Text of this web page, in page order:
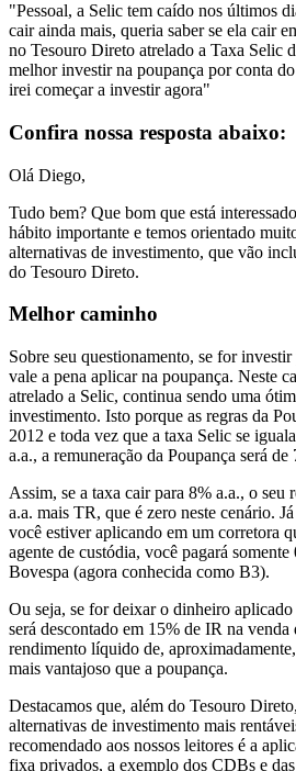
"Pessoal, a Selic tem caído nos últimos
cair ainda mais, queria saber se ela cair
no Tesouro Direto atrelado a Taxa Selic
melhor investir na poupança por conta
irei começar a investir agora"
Confira nossa resposta abaixo:
Olá Diego,
Tudo bem? Que bom que está
hábito importante e temos orientado
alternativas de investimento, que vão
do Tesouro Direto.
Melhor caminho
Sobre seu questionamento, se for
vale a pena aplicar na poupança. Neste
atrelado a Selic, continua sendo uma
investimento. Isto porque as regras da
2012 e toda vez que a taxa Selic se
a.a., a remuneração da Poupança será
Assim, se a taxa cair para 8% a.a., o seu
a.a. mais TR, que é zero neste cenário.
você estiver aplicando em um corretora
agente de custódia, você pagará
Bovespa (agora conhecida como B3).
Ou seja, se for deixar o dinheiro
será descontado em 15% de IR na
rendimento líquido de,
mais vantajoso que a poupança.
Destacamos que, além do Tesouro
alternativas de investimento mais
recomendado aos nossos leitores é a
fixa privados, a exemplo dos CDBs e